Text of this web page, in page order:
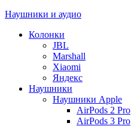
Наушники и аудио
Колонки
JBL
Marshall
Xiaomi
Яндекс
Наушники
Наушники Apple
AirPods 2 Pro
AirPods 3 Pro